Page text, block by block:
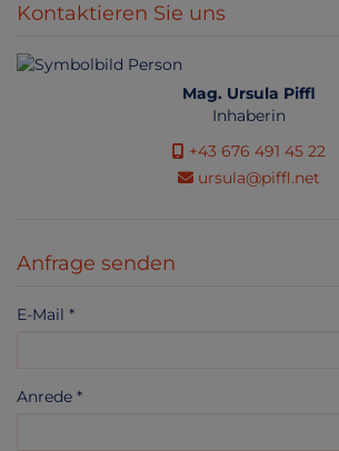
Kontaktieren Sie uns
Mag. Ursula Piffl
Inhaberin
+43 676 491 45 22
ursula@piffl.net
Anfrage senden
E-Mail
Anrede